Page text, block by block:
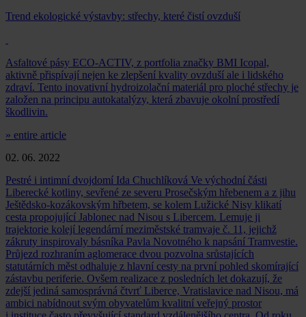
Trend ekologické výstavby: střechy, které čistí ovzduší
Asfaltové pásy ECO-ACTIV, z portfolia značky BMI Icopal,
aktivně přispívají nejen ke zlepšení kvality ovzduší ale i lidského
zdraví. Tento inovativní hydroizolační materiál pro ploché střechy je
založen na principu autokatalýzy, která zbavuje okolní prostředí
škodlivin.
» entire article
02. 06. 2022
Pestré i intimní dvojdomí Ida Chuchlíková Ve východní části
Liberecké kotliny, sevřené ze severu Prosečským hřebenem a z jihu
Ještědsko-kozákovským hřbetem, se kolem Lužické Nisy klikatí
cesta propojující Jablonec nad Nisou s Libercem. Lemuje ji
trajektorie kolejí legendární meziměstské tramvaje č. 11, jejichž
zákruty inspirovaly básníka Pavla Novotného k napsání Tramvestie.
Průjezd rozhraním aglomerace dvou pozvolna srůstajících
statutárních měst odhaluje z hlavní cesty na první pohled skomírající
zástavbu periferie. Ovšem realizace z posledních let dokazují, že
zdejší jediná samosprávná čtvrť Liberce, Vratislavice nad Nisou, má
ambici nabídnout svým obyvatelům kvalitní veřejný prostor